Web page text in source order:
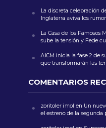
La discreta celebración
Inglaterra aviva los
La Casa de los Famosos
sube la tensión y Fede
AICM inicia la fase 2 de
que transformarán las
COMENTARIOS
zoritoler imol en Un
el estreno de la segunda